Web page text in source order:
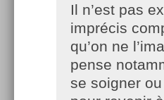
Il n’est pas
imprécis
qu’on ne
pense
se soigner